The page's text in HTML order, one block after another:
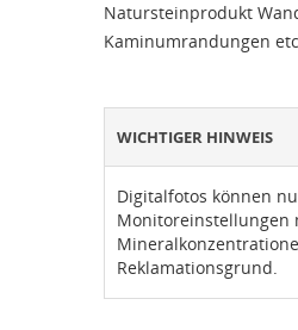
Natursteinprodukt
Kaminumrandungen
WICHTIGER HINWEIS
Digitalfotos können
Monitoreinstellungen
Reklamationsgrund.